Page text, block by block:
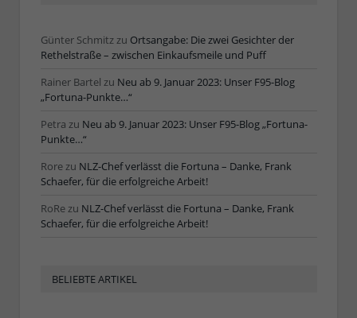
Günter Schmitzzu Ortsangabe: Die zwei Gesichter der
Rethelstraße – zwischen Einkaufsmeile und Puff
Rainer Bartel zu Neu ab 9. Januar 2023: Unser F95-Blog
„Fortuna-Punkte…“
Petra zu Neu ab 9. Januar 2023: Unser F95-Blog „Fortuna-
Punkte…“
Rorezu NLZ-Chef verlässt die Fortuna – Danke, Frank
Schaefer, für die erfolgreiche Arbeit!
RoRezu NLZ-Chef verlässt die Fortuna – Danke, Frank
Schaefer, für die erfolgreiche Arbeit!
BELIEBTE ARTIKEL